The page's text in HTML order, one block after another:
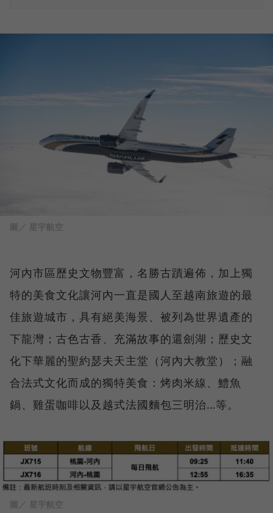
圖／ 星宇航空
河內市區歷史文物豐富，名勝古蹟遍佈，加上獨
特的美食文化讓河內一直是國人至越南旅遊的最
佳旅遊城市，具有絕美海景、被列為世界遺產的
下龍灣；古色古香、充滿故事的還劍湖；歷史文
化下華麗的聖約瑟夫天主堂（河內大教堂）；融
合法式文化而成的獨特美食：烤肉米線、鱧魚
鍋、雞蛋咖啡以及越式法國麵包三明治…等。
圖／ 星宇航空